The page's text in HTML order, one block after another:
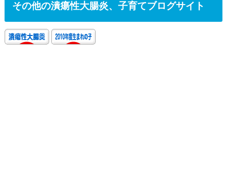
その他の潰瘍性大腸炎、子育てブログサイト